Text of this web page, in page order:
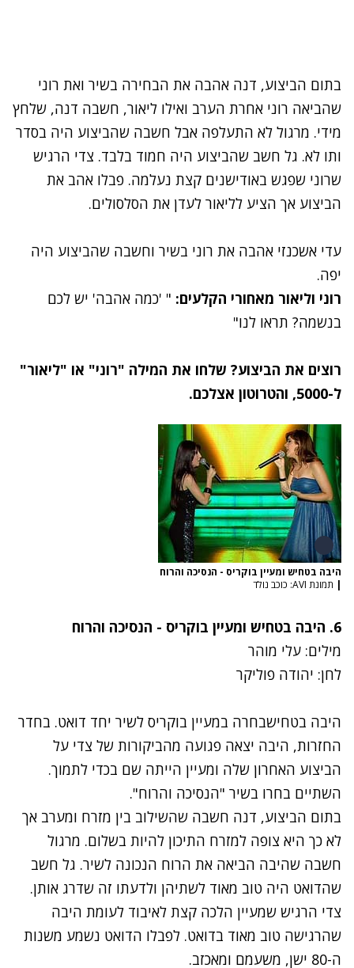
בתום הביצוע, דנה אהבה את הבחירה בשיר ואת רוני
שהביאה רוני אחרת הערב ואילו ליאור, חשבה דנה, שלחץ
מידי. מרגול לא התעלפה אבל חשבה שהביצוע היה בסדר
ותו לא. גל חשב שהביצוע היה חמוד בלבד. צדי הרגיש
שרוני שפגש באודישנים קצת נעלמה. פבלו אהב את
הביצוע אך הציע לליאור לעדן את הסלסולים.
עדי אשכנזי אהבה את רוני בשיר וחשבה שהביצוע היה
יפה.
רוני וליאור מאחורי הקלעים: " 'כמה אהבה' יש לכם
בנשמה? תראו לנו"
רוצים את הביצוע? שלחו את המילה "רוני" או "ליאור"
ל-5000, והטרוטון אצלכם.
היבה בטחיש ומעיין בוקריס - הנסיכה והרוח
| תמונת AVI: כוכב נולד
6. היבה בטחיש ומעיין בוקריס - הנסיכה והרוח
מילים: עלי מוהר
לחן: יהודה פוליקר
היבה בטחישבחרה במעיין בוקריס לשיר יחד דואט. בחדר
החזרות, היבה יצאה פגועה מהביקורות של צדי על
הביצוע האחרון שלה ומעיין הייתה שם בכדי לתמוך.
השתיים בחרו בשיר "הנסיכה והרוח".
בתום הביצוע, דנה חשבה שהשילוב בין מזרח ומערב אך
לא כך היא צופה למזרח התיכון להיות בשלום. מרגול
חשבה שהיבה הביאה את הרוח הנכונה לשיר. גל חשב
שהדואט היה טוב מאוד לשתיהן ולדעתו זה שדרג אותן.
צדי הרגיש שמעיין הלכה קצת לאיבוד לעומת היבה
שהרגישה טוב מאוד בדואט. לפבלו הדואט נשמע משנות
ה-80 ישן, משעמם ומאכזב.